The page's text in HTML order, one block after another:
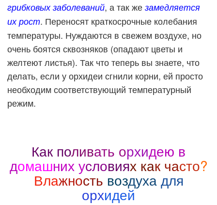
грибковых заболеваний, а так же замедляется
их рост. Переносят краткосрочные колебания
температуры. Нуждаются в свежем воздухе, но
очень боятся сквозняков (опадают цветы и
желтеют листья). Так что теперь вы знаете, что
делать, если у орхидеи сгнили корни, ей просто
необходим соответствующий температурный
режим.
Как поливать орхидею в
домашних условиях как часто?
Влажность воздухадля
орхидей